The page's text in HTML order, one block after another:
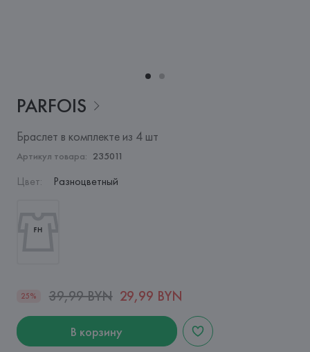
PARFOIS
Браслет в комплекте из 4 шт
Артикул товара: 235011
Цвет: Разноцветный
25% 39,99 BYN 29,99 BYN
В корзину